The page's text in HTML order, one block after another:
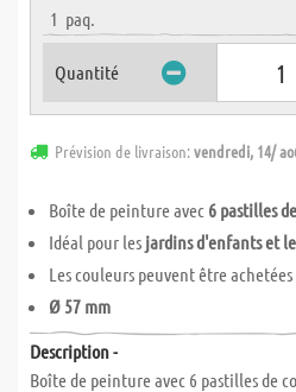
1 paq.
Quantité
Prévision de livraison:vendredi, 14/
Boîte de peinture avec 6 pastilles
Idéal pour les jardins d'enfants et
Les couleurs peuvent être
Ø 57 mm
Description -
Boîte de peinture avec 6 pastilles de